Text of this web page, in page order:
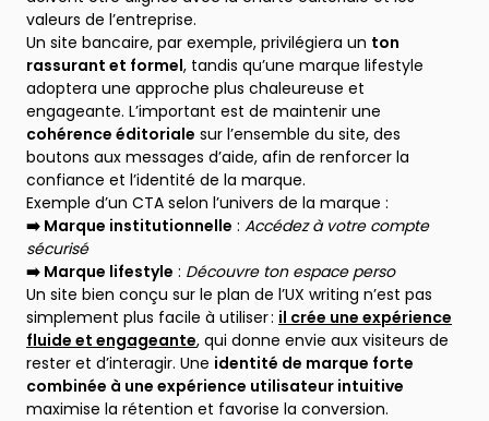
valeurs de l’entreprise.
Un site bancaire, par exemple, privilégiera un ton
rassurant et formel, tandis qu’une marque lifestyle
adoptera une approche plus chaleureuse et
engageante. L’important est de maintenir une
cohérence éditoriale sur l’ensemble du site, des
boutons aux messages d’aide, afin de renforcer la
confiance et l’identité de la marque.
Exemple d’un CTA selon l’univers de la marque :
➡️ Marque institutionnelle : Accédez à votre compte
sécurisé
➡️ Marque lifestyle : Découvre ton espace perso
Un site bien conçu sur le plan de l’UX writing n’est pas
simplement plus facile à utiliser : il crée une expérience
fluide et engageante, qui donne envie aux visiteurs de
rester et d’interagir. Une identité de marque forte
combinée à une expérience utilisateur intuitive
maximise la rétention et favorise la conversion.